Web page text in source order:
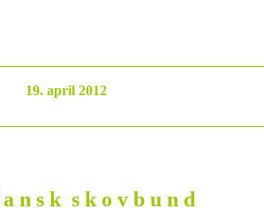
19. april 2012
n s k s k o v b u n d